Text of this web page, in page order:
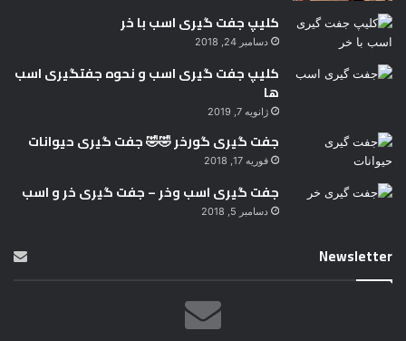
کلیپ جفت گیری اسب با خر
دسامبر 24, 2018
کلیپ جفت گیری اسب و نحوه جفتگیری اسب
ها
ژانویه 7, 2019
جفت گیری گورخر 🤣🤣 جفت گیری حیوانات
فوریه 17, 2018
جفت گیری اسب وخر – جفت گیری خر و اسب
دسامبر 5, 2018
Newsletter